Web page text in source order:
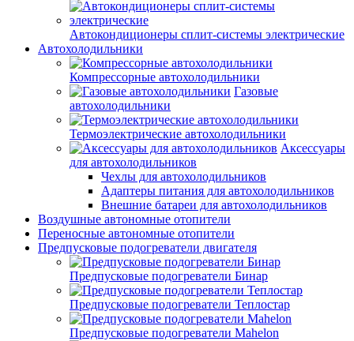
Автокондиционеры сплит-системы электрические
Автохолодильники
Компрессорные автохолодильники
Газовые
автохолодильники
Термоэлектрические автохолодильники
Аксессуары
для автохолодильников
Чехлы для автохолодильников
Адаптеры питания для автохолодильников
Внешние батареи для автохолодильников
Воздушные автономные отопители
Переносные автономные отопители
Предпусковые подогреватели двигателя
Предпусковые подогреватели Бинар
Предпусковые подогреватели Теплостар
Предпусковые подогреватели Mahelon